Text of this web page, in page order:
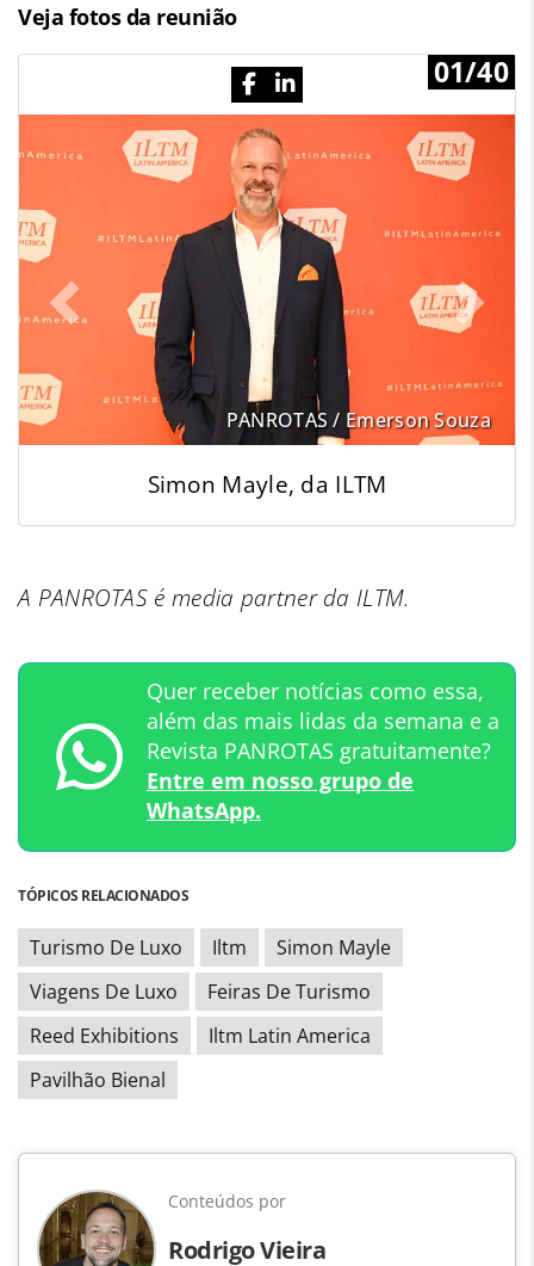
Veja fotos da reunião
PANROTAS / Emerson Souza
01/40
Simon Mayle, da ILTM
Previous
A PANROTAS é media partner da ILTM.
Quer receber notícias como essa,
além das mais lidas da semana e a
Revista PANROTAS gratuitamente?
Entre em nosso grupo de
WhatsApp.
TÓPICOS RELACIONADOS
Turismo De Luxo Iltm
Simon Mayle
Viagens De Luxo
Feiras De Turismo
Reed Exhibitions
Iltm Latin America
Pavilhão Bienal
Conteúdos por
Rodrigo Vieira